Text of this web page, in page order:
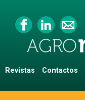
Revistas Contactos